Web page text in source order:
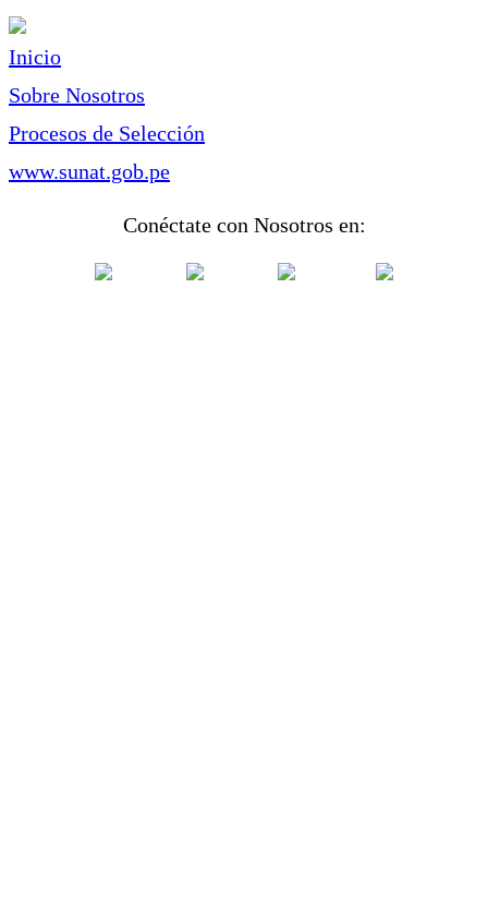
Inicio
Sobre Nosotros
Procesos de Selección
www.sunat.gob.pe
Conéctate con Nosotros en: